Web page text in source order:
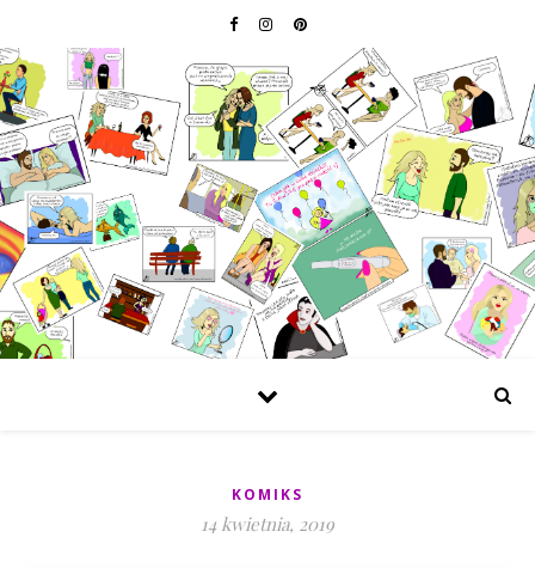
KOMIKS
14 kwietnia, 2019